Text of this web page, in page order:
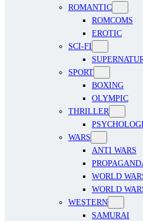
ROMANTIC
ROMCOMS
EROTIC
SCI-FI
SPORT
BOXING
OLYMPIC
THRILLER
WARS
ANTI WARS
WORLD
WORLD
WESTERN
SAMURAI